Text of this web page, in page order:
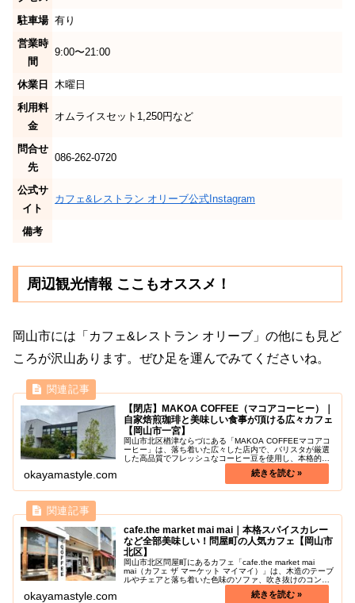
駐車場 有り
営業時
間
9:00〜21:00
休業日
木曜日
利用料
金
オムライスセット1,250円など
問合せ
先
086-262-0720
公式サ
イト
カフェ&レストラン オリーブ公式Instagram
備考
周辺観光情報 ここもオススメ！
岡山市には「カフェ&レストラン オリーブ」の他にも見ど
ころが沢山あります。ぜひ足を運んでみてくださいね。
【閉店】MAKOA COFFEE（マコアコーヒー）｜
自家焙煎珈琲と美味しい食事が頂ける広々カフェ
【岡山市一宮】
岡山市北区楢津ならづにある「MAKOA COFFEEマコアコ
ーヒー」は、落ち着いた広々した店内で、バリスタが厳選
した高品質でフレッシュなコーヒー豆を使用し、本格的な
自家焙煎コーヒーを楽しるカフェです。※2024年10月末
okayamastyle.com
cafe.the market mai mai｜本格スパイスカレー
など全部美味しい！問屋町の人気カフェ【岡山市
北区】
岡山市北区問屋町にあるカフェ「cafe.the market mai
mai（カフェ ザ マーケット マイマイ）」は、木造のテーブ
ルやチェアと落ち着いた色味のソファ、吹き抜けのコンク
リートの天井というお洒落な雰囲気がありつつ、落ち着く
okayamastyle.com